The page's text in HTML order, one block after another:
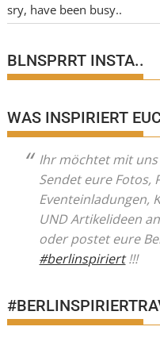
sry, have been busy..
BLNSPRRT INSTA..
WAS INSPIRIERT
Ihr möchtet mit
Sendet eure Fotos,
Eventeinladungen,
UND Artikelideen an
oder postet eure
#berlinspiriert!!!